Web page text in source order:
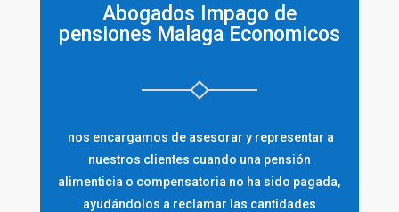
Abogados Impago de
pensiones Malaga Economicos
nos encargamos de asesorar y representar a
nuestros clientes cuando una pensión
alimenticia o compensatoria no ha sido pagada,
ayudándolos a reclamar las cantidades